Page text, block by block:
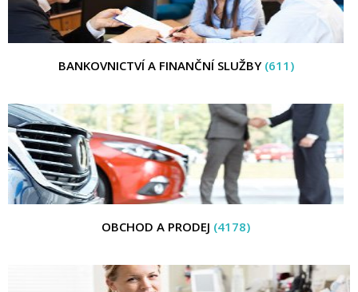
BANKOVNICTVÍ A FINANČNÍ SLUŽBY (611)
OBCHOD A PRODEJ (4178)